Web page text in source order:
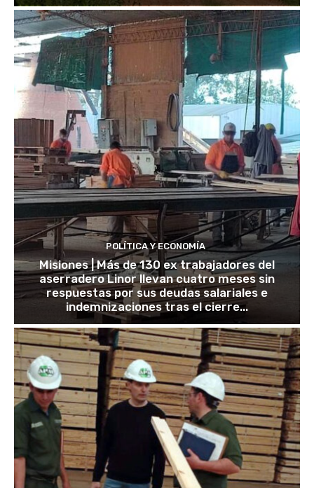
POLÍTICA Y ECONOMÍA
Misiones | Más de 130 ex trabajadores del
aserradero Linor llevan cuatro meses sin
respuestas por sus deudas salariales e
indemnizaciones tras el cierre...